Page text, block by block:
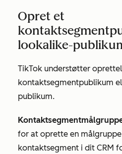
Opret et
lookalike-
TikTok understøtter
kontaktsegmentpublikum
publikum.
for at oprette en
kontaktsegment i dit CRM